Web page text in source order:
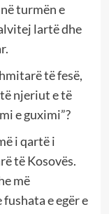
turmën e
lartë dhe
të fesë,
njeriut e të
e guximi”?
i qartë i
të Kosovës.
më
e egër e